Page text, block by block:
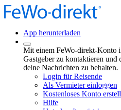
App herunterladen
Mit einem FeWo-direkt-Konto
Gastgeber zu kontaktieren
deine Nachrichten zu behalten.
Login für Reisende
Als Vermieter einloggen
Kostenloses Konto
Hilfe